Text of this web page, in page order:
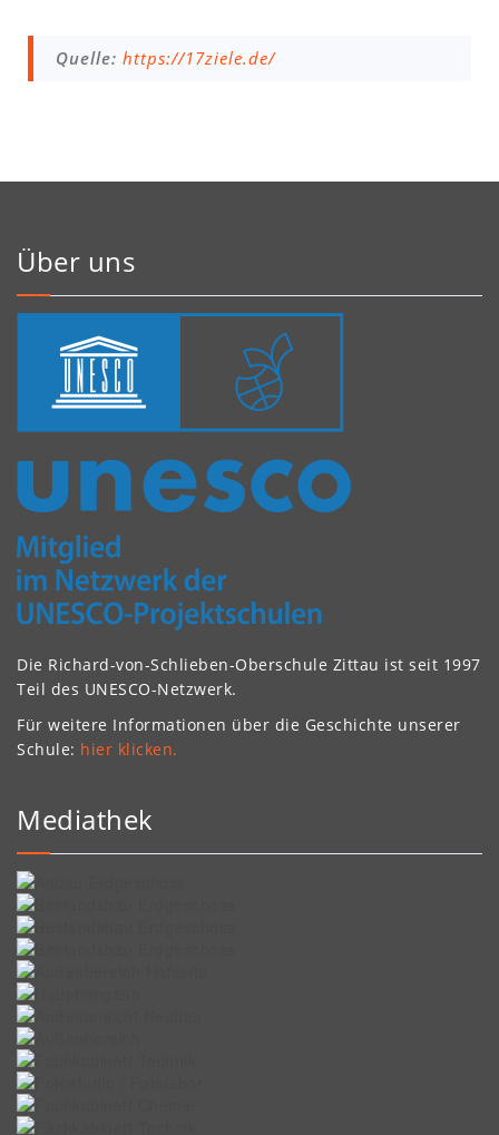
Quelle: https://17ziele.de/
Über uns
Die Richard-von-Schlieben-Oberschule Zittau ist seit 1997
Teil des UNESCO-Netzwerk.
Für weitere Informationen über die Geschichte unserer
Schule: hier klicken.
Mediathek